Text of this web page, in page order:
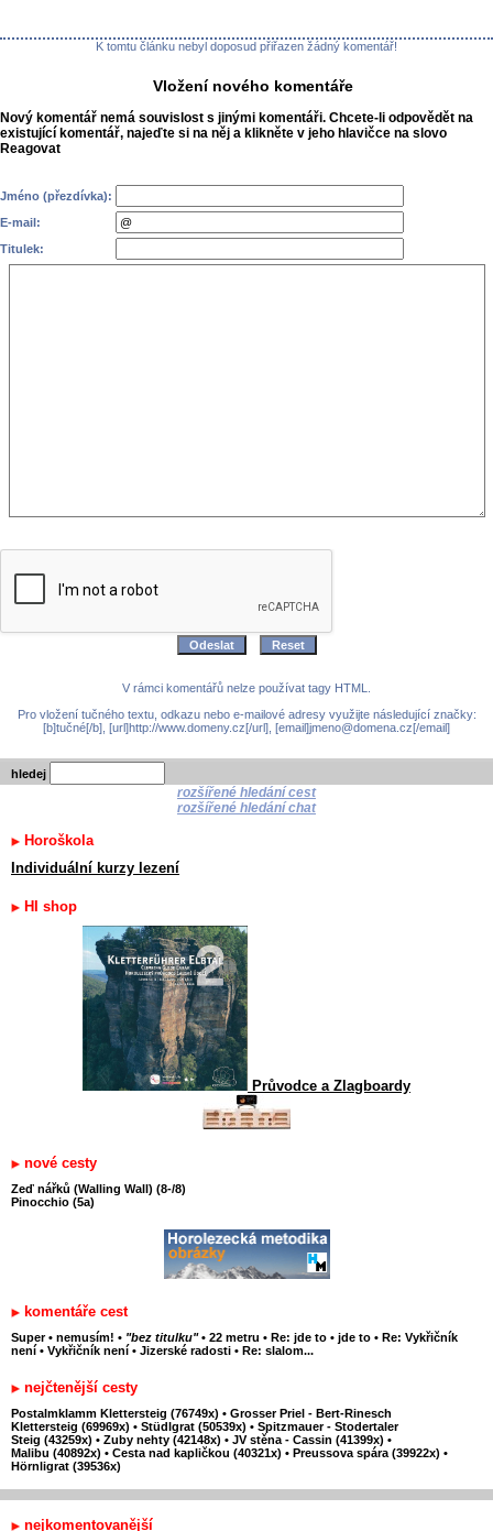
K tomtu článku nebyl doposud přiřazen žádný komentář!
Vložení nového komentáře
Nový komentář nemá souvislost s jinými komentáři. Chcete-li odpovědět na
existující komentář, najeďte si na něj a klikněte v jeho hlavičce na slovo
Reagovat
Jméno (přezdívka):
E-mail:
Titulek:
V rámci komentářů nelze používat tagy HTML.
Pro vložení tučného textu, odkazu nebo e-mailové adresy využijte následující značky:
[b]tučné[/b], [url]http://www.domeny.cz[/url], [email]jmeno@domena.cz[/email]
hledej
rozšířené hledání cest
rozšířené hledání chat
Horoškola
Individuální kurzy lezení
HI shop
Průvodce a Zlagboardy
nové cesty
Zeď nářků (Walling Wall) (8-/8)
Pinocchio (5a)
komentáře cest
Super • nemusím! • "bez titulku" • 22 metru • Re: jde to • jde to • Re: Vykřičník
není • Vykřičník není • Jizerské radosti • Re: slalom...
nejčtenější cesty
Postalmklamm Klettersteig (76749x) • Grosser Priel - Bert-Rinesch
Klettersteig (69969x) • Stüdlgrat (50539x) • Spitzmauer - Stodertaler
Steig (43259x) • Zuby nehty (42148x) • JV stěna - Cassin (41399x) •
Malibu (40892x) • Cesta nad kapličkou (40321x) • Preussova spára (39922x) •
Hörnligrat (39536x)
nejkomentovanější